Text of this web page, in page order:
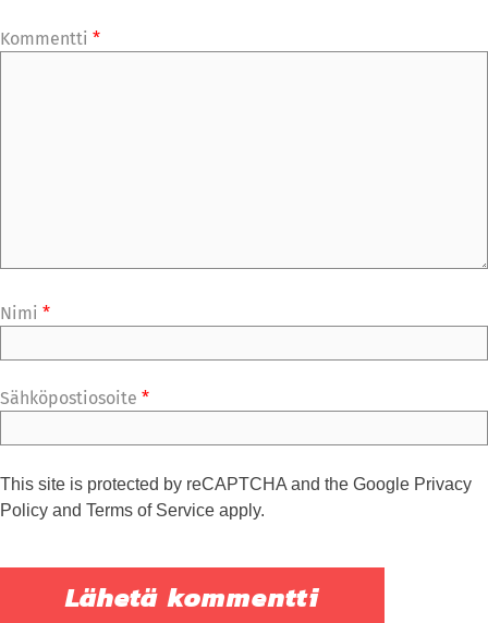
Kommentti *
Nimi *
Sähköpostiosoite *
This site is protected by reCAPTCHA and the Google Privacy
Policy and Terms of Service apply.